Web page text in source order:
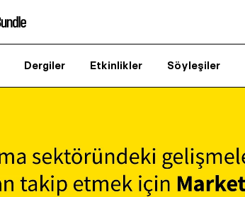
Dergiler Etkinlikler Söyleşiler